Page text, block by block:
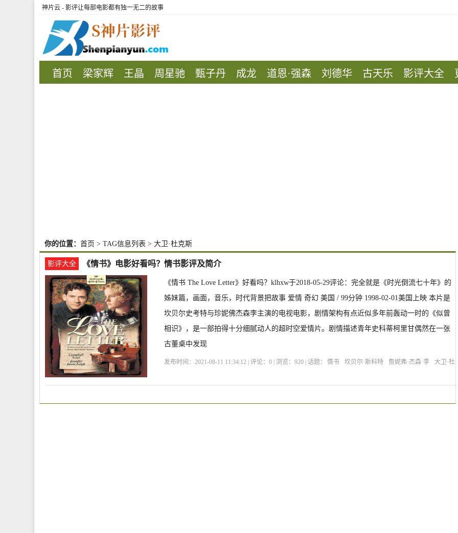
神片云 - 影评让每部电影都有独一无二的故事
首页 梁家辉 王晶 周星驰 甄子丹 成龙 道恩·强森 刘德华 古天乐 影评大全
你的位置： 首页 > TAG信息列表 > 大卫·杜克斯
影评大全 《情书》电影好看吗？情书影评及简介
《情书 The Love Letter》好看吗？klhxw于2018-05-29评论：完全就是《时光倒流七十年》的
姊妹篇，画面，音乐，时代背景把故事 爱情 奇幻 美国 / 99分钟 1998-02-01美国上映 本片是
坎贝尔史考特与珍妮佛杰森李主演的电视电影，剧情架构有点近似多年前轰动一时的《似曾
相识》，是一部拍得十分细腻动人的超时空爱情片。剧情描述青年史科蒂柯里甘偶然在一张
古董桌中发现
发布时间：2021-08-11 11:34:12 | 评论：0 | 浏览：920 | 话题： 情书 坎贝尔·斯科特 詹妮弗·杰森·李
大卫·杜